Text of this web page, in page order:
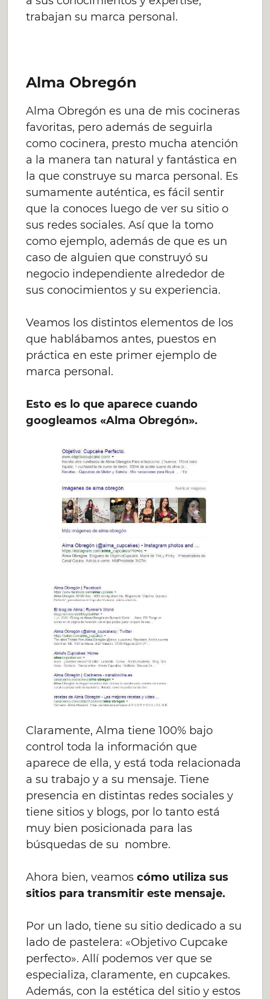
trabajan su marca personal.
Alma Obregón
Alma Obregón es una de mis cocineras
favoritas, pero además de seguirla
como cocinera, presto mucha atención
a la manera tan natural y fantástica en
la que construye su marca personal. Es
sumamente auténtica, es fácil sentir
que la conoces luego de ver su sitio o
sus redes sociales. Así que la tomo
como ejemplo, además de que es un
caso de alguien que construyó su
negocio independiente alrededor de
sus conocimientos y su experiencia.
Veamos los distintos elementos de los
que hablábamos antes, puestos en
práctica en este primer ejemplo de
marca personal.
Esto es lo que aparece cuando
googleamos «Alma Obregón».
Claramente, Alma tiene 100% bajo
control toda la información que
aparece de ella, y está toda relacionada
a su trabajo y a su mensaje. Tiene
presencia en distintas redes sociales y
tiene sitios y blogs, por lo tanto está
muy bien posicionada para las
búsquedas de su nombre.
Ahora bien, veamoscómo utiliza sus
sitios para transmitir este mensaje.
Por un lado, tiene su sitio dedicado a su
lado de pastelera: «Objetivo Cupcake
perfecto». Allí podemos ver que se
especializa, claramente, en cupcakes.
Además, con la estética del sitio y estos